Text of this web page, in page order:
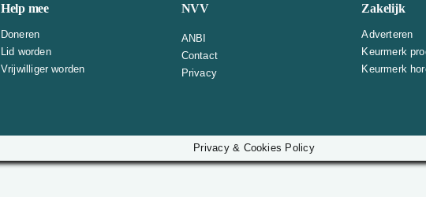
Help mee
Doneren
Lid worden
Vrijwilliger worden
NVV
ANBI
Contact
Privacy
Zakelijk
Adverteren
Keurmerk
Keurmerk
Privacy & Cookies Policy